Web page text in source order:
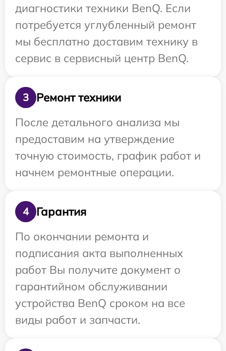
диагностики техники BenQ. Если
потребуется углубленный ремонт
мы бесплатно доставим технику в
сервис в сервисный центр BenQ.
3
Ремонт техники
После детального анализа мы
предоставим на утверждение
точную стоимость, график работ и
начнем ремонтные операции.
4
Гарантия
По окончании ремонта и
подписания акта выполненных
работ Вы получите документ о
гарантийном обслуживании
устройства BenQ сроком на все
виды работ и запчасти.